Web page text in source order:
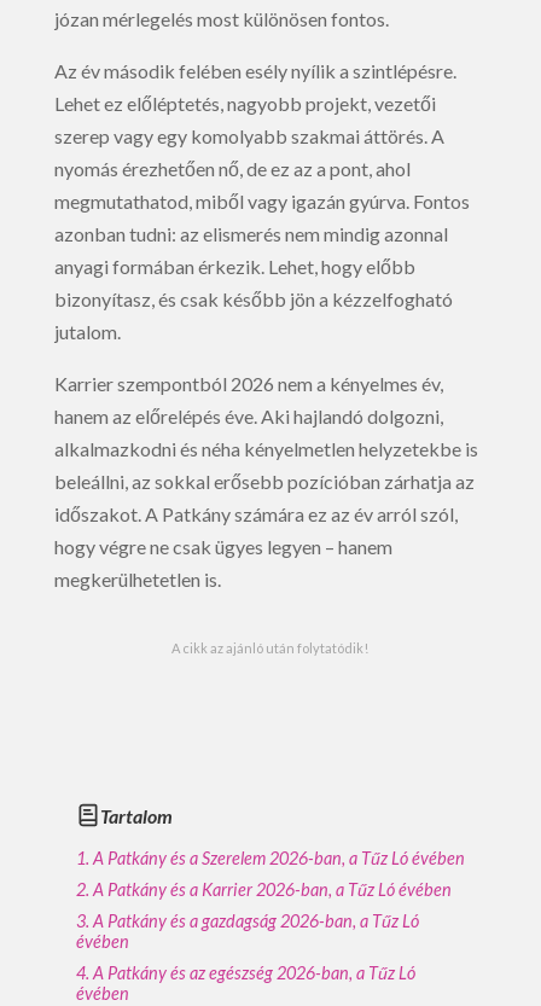
józan mérlegelés most különösen fontos.
Az év második felében esély nyílik a szintlépésre.
Lehet ez előléptetés, nagyobb projekt, vezetői
szerep vagy egy komolyabb szakmai áttörés. A
nyomás érezhetően nő, de ez az a pont, ahol
megmutathatod, miből vagy igazán gyúrva. Fontos
azonban tudni: az elismerés nem mindig azonnal
anyagi formában érkezik. Lehet, hogy előbb
bizonyítasz, és csak később jön a kézzelfogható
jutalom.
Karrier szempontból 2026 nem a kényelmes év,
hanem az előrelépés éve. Aki hajlandó dolgozni,
alkalmazkodni és néha kényelmetlen helyzetekbe is
beleállni, az sokkal erősebb pozícióban zárhatja az
időszakot. A Patkány számára ez az év arról szól,
hogy végre ne csak ügyes legyen – hanem
megkerülhetetlen is.
A cikk az ajánló után folytatódik!
Tartalom
A Patkány és a Szerelem 2026-ban, a Tűz Ló évében
A Patkány és a Karrier 2026-ban, a Tűz Ló évében
A Patkány és a gazdagság 2026-ban, a Tűz Ló
évében
A Patkány és az egészség 2026-ban, a Tűz Ló
évében